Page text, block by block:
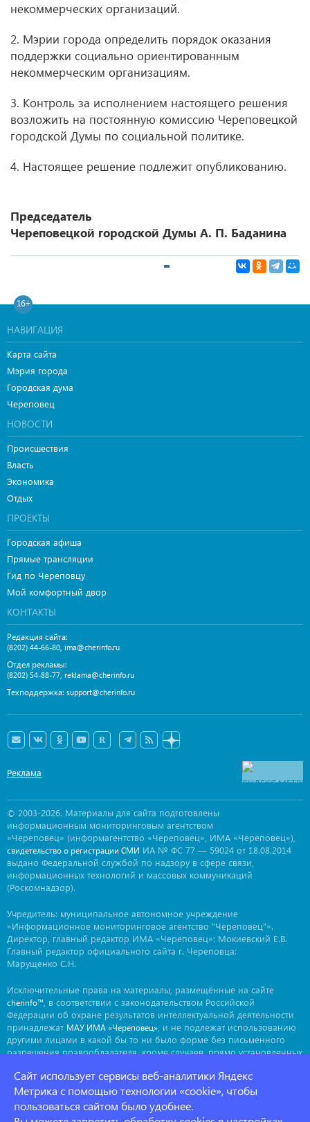
некоммерческих организаций.
2. Мэрии города определить порядок оказания
поддержки социально ориентированным
некоммерческим организациям.
3. Контроль за исполнением настоящего решения
возложить на постоянную комиссию Череповецкой
городской Думы по социальной политике.
4. Настоящее решение подлежит опубликованию.
Председатель
Череповецкой городской Думы А. П. Баданина
16+
НАВИГАЦИЯ
Карта сайта
Мэрия города
Городская дума
Череповец
НОВОСТИ
Происшествия
Власть
Экономика
Отдых
ПРОЕКТЫ
Городская афиша
Прямые трансляции
Гид по Череповцу
Мой комфортный двор
КОНТАКТЫ
Редакция сайта:
(8202) 44-66-80, ima@cherinfo.ru
Отдел рекламы:
(8202) 54-88-77, reklama@cherinfo.ru
Техподдержка: support@cherinfo.ru
Реклама
© 2003-2026. Материалы для сайта подготовлены
информационным мониторинговым агентством
«Череповец» (информагентство «Череповец», ИМА «Череповец»),
свидетельство о регистрации СМИ ИА № ФС 77 — 59024 от 18.08.2014
выдано Федеральной службой по надзору в сфере связи,
информационных технологий и массовых коммуникаций
(Роскомнадзор).
Учредитель: муниципальное автономное учреждение
«Информационное мониторинговое агентство "Череповец"».
Директор, главный редактор ИМА «Череповец»: Мокиевский Е.В.
Главный редактор официального сайта г. Череповца:
Марущенко С.Н.
Исключительные права на материалы, размещённые на сайте
cherinfo™ , в соответствии с законодательством Российской
Федерации об охране результатов интеллектуальной деятельности
принадлежат МАУ ИМА «Череповец» , и не подлежат использованию
другими лицами в какой бы то ни было форме без письменного
разрешения правообладателя, кроме случаев, прямо установленных
ima@cherinfo.ru. Мнение авторов может не совпадать с мнением
редакции.
При использовании материалов сайтаcherinfo™
Сайт использует сервисы веб-аналитики Яндекс
Метрика с помощью технологии «cookie», чтобы
пользоваться сайтом было удобнее.